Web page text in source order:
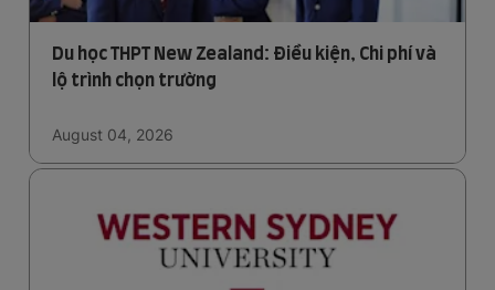
Du học THPT New Zealand: Điều kiện, Chi phí và
lộ trình chọn trường
August 04, 2026